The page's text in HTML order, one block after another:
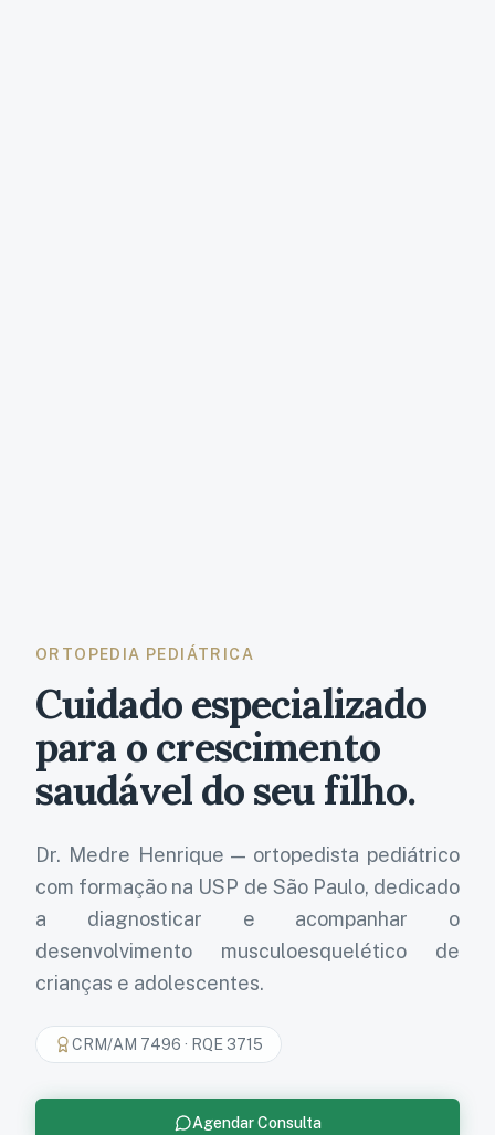
ORTOPEDIA PEDIÁTRICA
Cuidado especializado
para o crescimento
saudável do seu filho.
Dr. Medre Henrique — ortopedista pediátrico
com formação na USP de São Paulo, dedicado
a diagnosticar e acompanhar o
desenvolvimento musculoesquelético de
crianças e adolescentes.
CRM/AM 7496 · RQE 3715
Agendar Consulta